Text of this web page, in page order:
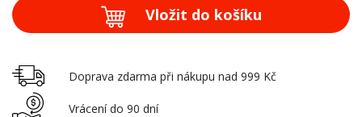
Vložit do košíku
Doprava zdarma při nákupu nad 999 Kč
Vrácení do 90 dní